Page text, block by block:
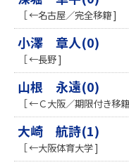
［ ←名古屋／完全移籍 ]
小澤 章人(0)
［ ←長野 ]
山根 永遠(0)
［ ←Ｃ大阪／期限付き移
大崎 航詩(1)
［ ←大阪体育大学 ]